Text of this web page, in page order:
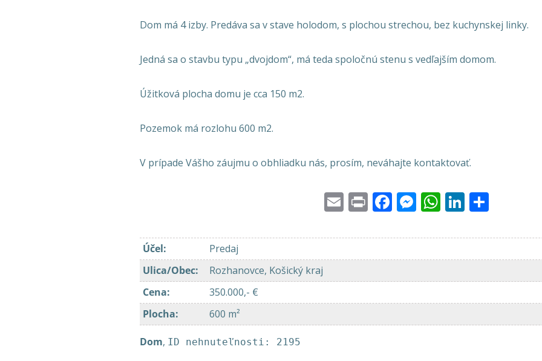
Dom má 4 izby. Predáva sa v stave holodom, s plochou strechou, bez kuchynskej linky.
Jedná sa o stavbu typu „dvojdom“, má teda spoločnú stenu s vedľajším domom.
Úžitková plocha domu je cca 150 m2.
Pozemok má rozlohu 600 m2.
V prípade Vášho záujmu o obhliadku nás, prosím, neváhajte kontaktovať.
EmailPrintFacebook
Messenger
WhatsApp
LinkedIn
Účel:
Predaj
Ulica/Obec:
Rozhanovce, Košický kraj
Cena:
350.000,- €
Plocha: 600 m²
Dom, ID nehnuteľnosti: 2195